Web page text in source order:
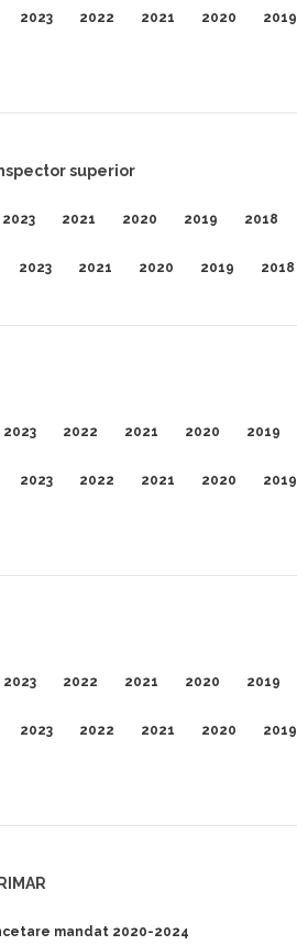
2023 2022 2021 2020 2019
superior
2023 2021 2020 2019 2018
2023 2021 2020 2019 2018
2023 2022 2021 2020 2019
2023 2022 2021 2020 2019
2023 2022 2021 2020 2019
2023 2022 2021 2020 2019
mandat 2020-2024